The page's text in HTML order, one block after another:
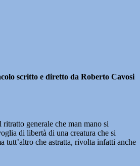
scritto e diretto da Roberto Cavosi
generale che man mano si
di libertà di una creatura che si
tutt’altro che astratta, rivolta infatti anche